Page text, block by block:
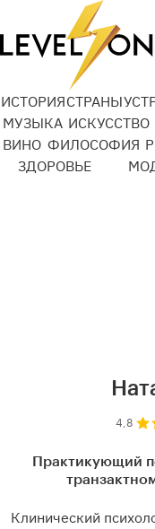
ИСТОРИЯСТРАНЫ
МУЗЫКА ИСКУССТВО
ВИНО ФИЛОСОФИЯ
ЗДОРОВЬЕ
4,8
Практикующий
Клинический